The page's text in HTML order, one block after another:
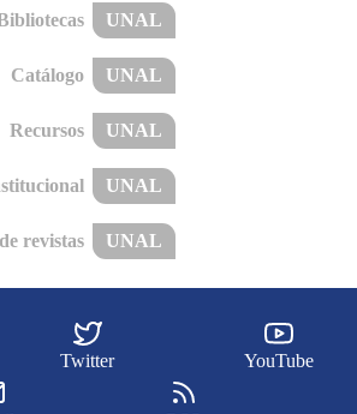
UNAL
Catálogo UNAL
Recursos UNAL
UNAL
revistas UNAL
Twitter YouTube